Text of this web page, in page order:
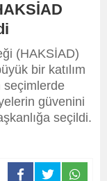
(HAKSİAD)
bir katılım
seçimlerde
güvenini
seçildi.